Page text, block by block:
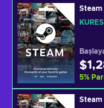
Steam
5%
Steam